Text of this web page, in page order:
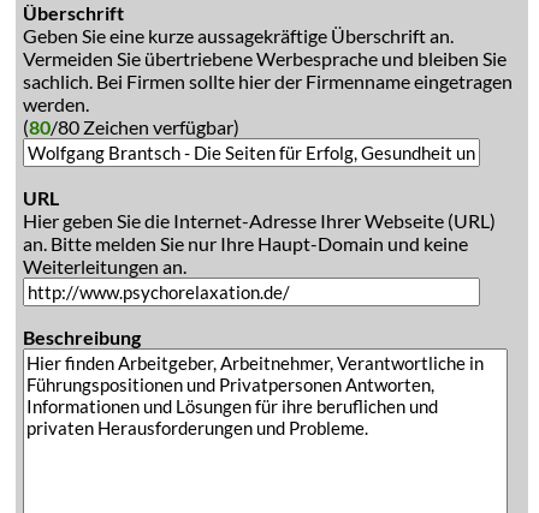
Überschrift
Geben Sie eine kurze aussagekräftige Überschrift an.
Vermeiden Sie übertriebene Werbesprache und bleiben Sie
sachlich. Bei Firmen sollte hier der Firmenname eingetragen
werden.
(80/80 Zeichen verfügbar)
URL
Hier geben Sie die Internet-Adresse Ihrer Webseite (URL)
an. Bitte melden Sie nur Ihre Haupt-Domain und keine
Weiterleitungen an.
Beschreibung